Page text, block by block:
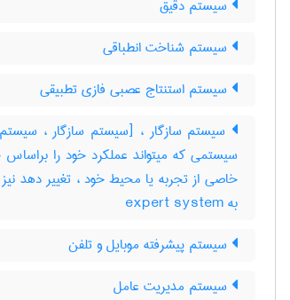
سیستم دقیق
سیستم شناخت انطباقی
سیستم استنتاج عصبی فازی تطبیقی
سیستم سازگار ، [سیستم سازگار ،
سیستمی که میتواند عملکرد خود را
خاصی از تجربه یا محیط خود ، تغییر دهد نیز
به ‎ expert system
سیستم پیشرفته موبایل و تلفن
سیستم مدیریت عامل